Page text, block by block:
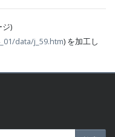
)
data/j_59.htm) を加工し